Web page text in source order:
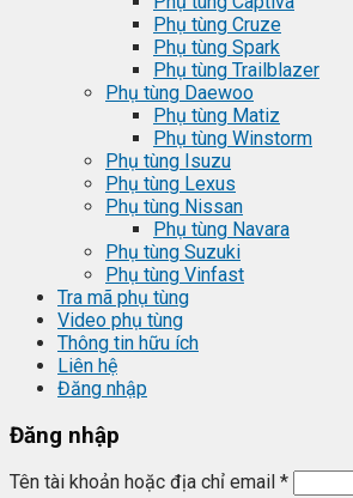
Phụ tùng Cruze
Phụ tùng Spark
Phụ tùng Trailblazer
Phụ tùng Daewoo
Phụ tùng Matiz
Phụ tùng Winstorm
Phụ tùng Isuzu
Phụ tùng Lexus
Phụ tùng Nissan
Phụ tùng Navara
Phụ tùng Suzuki
Phụ tùng Vinfast
Tra mã phụ tùng
Video phụ tùng
Thông tin hữu ích
Liên hệ
Đăng nhập
Đăng nhập
Tên tài khoản hoặc địa chỉ email *